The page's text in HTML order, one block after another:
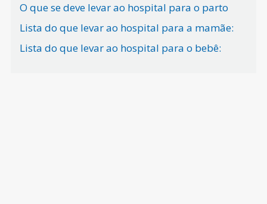
O que se deve levar ao hospital para o parto
Lista do que levar ao hospital para a mamãe:
Lista do que levar ao hospital para o bebê: